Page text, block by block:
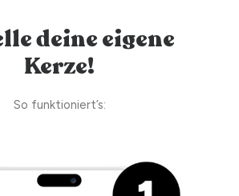
deine eigene
Kerze!
So funktioniert’s: